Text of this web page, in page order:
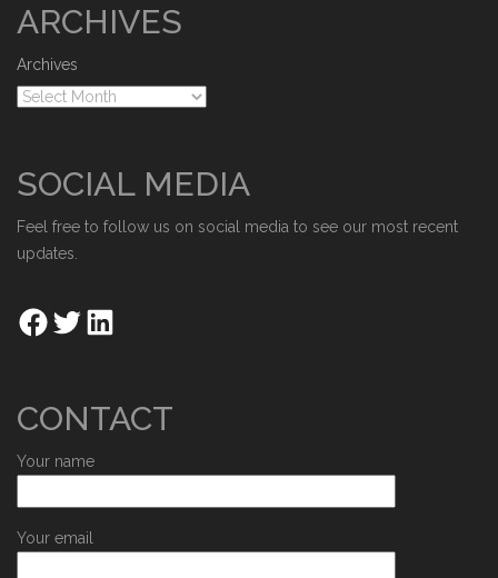
ARCHIVES
Archives
SOCIAL MEDIA
Feel free to follow us on social media to see our most recent
updates.
CONTACT
Your name
Your email